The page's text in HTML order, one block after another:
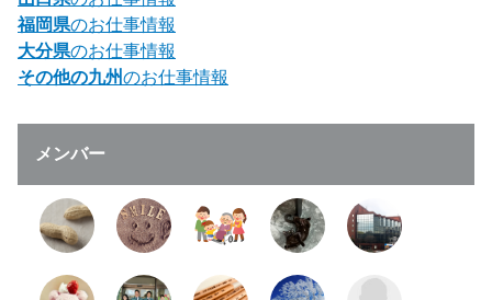
福岡県のお仕事情報
大分県のお仕事情報
その他の九州のお仕事情報
メンバー